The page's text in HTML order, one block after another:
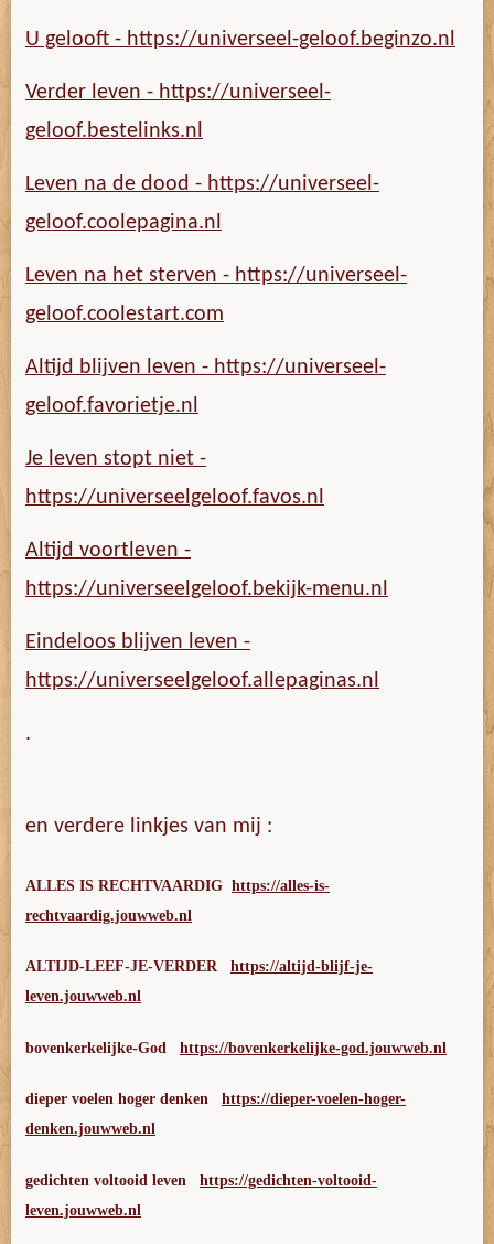
U gelooft - https://universeel-geloof.beginzo.nl
Verder leven - https://universeel-
geloof.bestelinks.nl
Leven na de dood - https://universeel-
geloof.coolepagina.nl
Leven na het sterven - https://universeel-
geloof.coolestart.com
Altijd blijven leven - https://universeel-
geloof.favorietje.nl
Je leven stopt niet -
https://universeelgeloof.favos.nl
Altijd voortleven -
https://universeelgeloof.bekijk-menu.nl
Eindeloos blijven leven -
https://universeelgeloof.allepaginas.nl
.
en verdere linkjes van mij :
ALLES IS RECHTVAARDIG https://alles-is-
rechtvaardig.jouwweb.nl
ALTIJD-LEEF-JE-VERDER https://altijd-blijf-je-
leven.jouwweb.nl
bovenkerkelijke-God https://bovenkerkelijke-god.jouwweb.nl
dieper voelen hoger denken https://dieper-voelen-hoger-
denken.jouwweb.nl
gedichten voltooid leven https://gedichten-voltooid-
leven.jouwweb.nl